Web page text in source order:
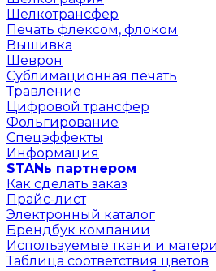
Шелкотрансфер
Печать флексом, флоком
Вышивка
Шеврон
Сублимационная печать
Травление
Цифровой трансфер
Фольгирование
Спецэффекты
Информация
STANь партнером
Как сделать заказ
Прайс-лист
Электронный каталог
Брендбук компании
Используемые ткани и
Таблица соответствия цветов